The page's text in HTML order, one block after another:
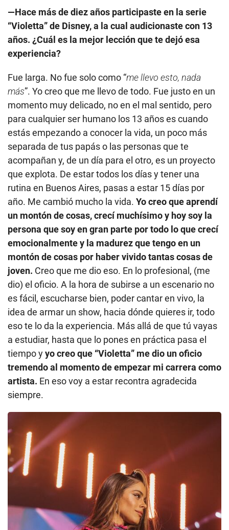
—Hace más de diez años participaste en la serie
“Violetta” de Disney, a la cual audicionaste con 13
años. ¿Cuál es la mejor lección que te dejó esa
experiencia?
Fue larga. No fue solo como “me llevo esto, nada
más”. Yo creo que me llevo de todo. Fue justo en un
momento muy delicado, no en el mal sentido, pero
para cualquier ser humano los 13 años es cuando
estás empezando a conocer la vida, un poco más
separada de tus papás o las personas que te
acompañan y, de un día para el otro, es un proyecto
que explota. De estar todos los días y tener una
rutina en Buenos Aires, pasas a estar 15 días por
año. Me cambió mucho la vida. Yo creo que aprendí
un montón de cosas, crecí muchísimo y hoy soy la
persona que soy en gran parte por todo lo que crecí
emocionalmente y la madurez que tengo en un
montón de cosas por haber vivido tantas cosas de
joven. Creo que me dio eso. En lo profesional, (me
dio) el oficio. A la hora de subirse a un escenario no
es fácil, escucharse bien, poder cantar en vivo, la
idea de armar un show, hacia dónde quieres ir, todo
eso te lo da la experiencia. Más allá de que tú vayas
a estudiar, hasta que lo pones en práctica pasa el
tiempo yyo creo que “Violetta” me dio un oficio
tremendo al momento de empezar mi carrera como
artista. En eso voy a estar recontra agradecida
siempre.